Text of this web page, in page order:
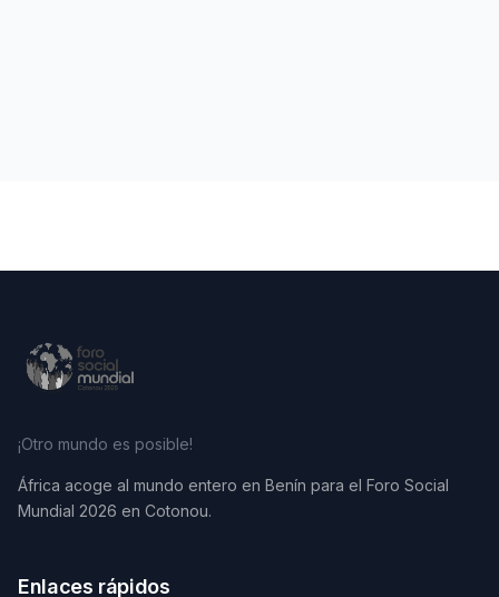
¡Otro mundo es posible!
África acoge al mundo entero en Benín para el Foro Social
Mundial 2026 en Cotonou.
Enlaces rápidos